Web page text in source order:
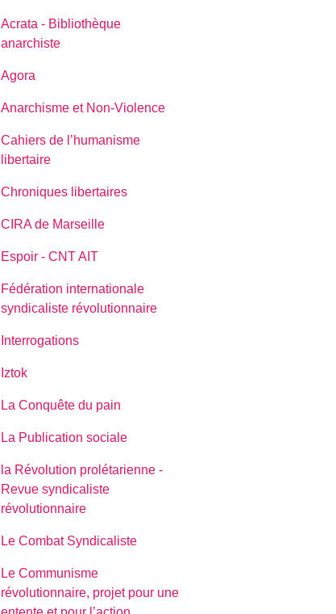
Acrata - Bibliothèque
anarchiste
Agora
Anarchisme et Non-Violence
Cahiers de l’humanisme
libertaire
Chroniques libertaires
CIRA de Marseille
Espoir - CNT AIT
Fédération internationale
syndicaliste révolutionnaire
Interrogations
Iztok
La Conquête du pain
La Publication sociale
la Révolution prolétarienne -
Revue syndicaliste
révolutionnaire
Le Combat Syndicaliste
Le Communisme
révolutionnaire, projet pour une